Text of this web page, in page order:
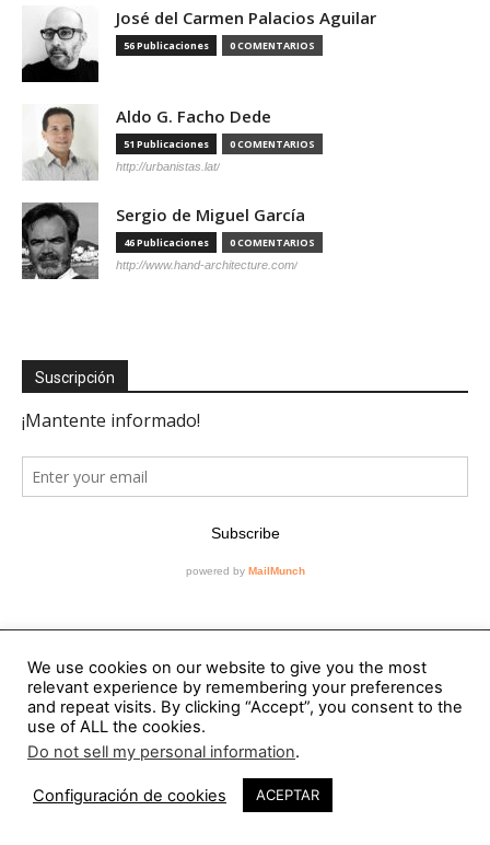
José del Carmen Palacios Aguilar
56 Publicaciones 0 COMENTARIOS
Aldo G. Facho Dede
51 Publicaciones 0 COMENTARIOS
http://urbanistas.lat/
Sergio de Miguel García
46 Publicaciones 0 COMENTARIOS
http://www.hand-architecture.com/
Suscripción
Editorial
Contacto
We use cookies on our website to give you the most
relevant experience by remembering your preferences
and repeat visits. By clicking “Accept”, you consent to the
use of ALL the cookies.
Do not sell my personal information.
Configuración de cookies ACEPTAR